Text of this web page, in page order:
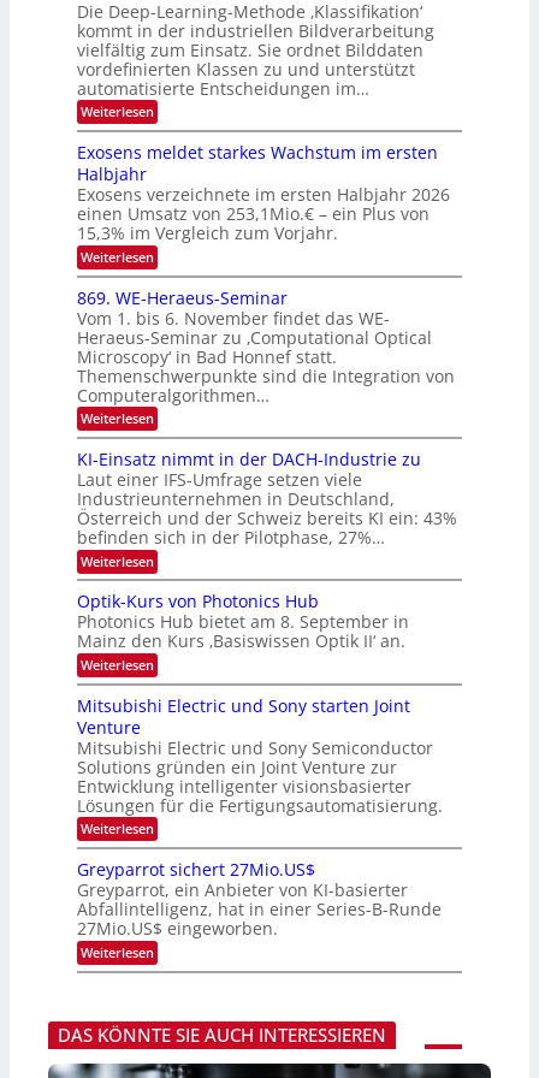
i
S
p
e
c
t
r
e
c
h
T
a
l
k
u
d
e
r
V
S
O
N
2
0
2
6
l
a
n
d
e
n
Die Deep-Learning-Methode ‚Klassifikation‘
kommt in der industriellen Bildverarbeitung
vielfältig zum Einsatz. Sie ordnet Bilddaten
vordefinierten Klassen zu und unterstützt
automatisierte Entscheidungen im…
Weiterlesen:
W
n
d
i
e
K
I
m
i
t
d
e
n
k
t
Exosens meldet starkes Wachstum im ersten
Halbjahr
Exosens verzeichnete im ersten Halbjahr 2026
einen Umsatz von 253,1Mio.€ – ein Plus von
15,3% im Vergleich zum Vorjahr.
Weiterlesen:
E
x
o
s
e
n
s
m
e
l
d
e
t
s
t
a
r
k
e
W
a
c
h
s
u
i
m
e
r
s
t
e
n
H
a
l
b
j
a
869. WE-Heraeus-Seminar
Vom 1. bis 6. November findet das WE-
Heraeus-Seminar zu ‚Computational Optical
Microscopy‘ in Bad Honnef statt.
Themenschwerpunkte sind die Integration von
Computeralgorithmen…
Weiterlesen:
8
9
.
W
E
-
H
e
r
a
e
u
s
-
S
e
n
a
r
KI-Einsatz nimmt in der DACH-Industrie zu
Laut einer IFS-Umfrage setzen viele
Industrieunternehmen in Deutschland,
Österreich und der Schweiz bereits KI ein: 43%
befinden sich in der Pilotphase, 27%…
Weiterlesen:
K
-
E
i
n
s
t
n
m
m
t
i
n
d
e
r
D
A
C
H
d
u
s
Optik-Kurs von Photonics Hub
Photonics Hub bietet am 8. September in
Mainz den Kurs ‚Basiswissen Optik II‘ an.
Weiterlesen:
O
p
t
k
-
K
u
r
s
v
o
n
P
h
o
t
o
c
s
H
u
Mitsubishi Electric und Sony starten Joint
Venture
Mitsubishi Electric und Sony Semiconductor
Solutions gründen ein Joint Venture zur
Entwicklung intelligenter visionsbasierter
Lösungen für die Fertigungsautomatisierung.
Weiterlesen:
M
t
s
u
b
i
s
h
l
e
c
Greyparrot sichert 27Mio.US$
Greyparrot, ein Anbieter von KI-basierter
Abfallintelligenz, hat in einer Series-B-Runde
27Mio.US$ eingeworben.
Weiterlesen:
G
y
p
a
r
DAS KÖNNTE SIE AUCH INTERESSIEREN